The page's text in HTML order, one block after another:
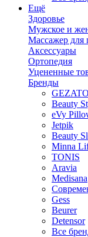
Ещё
Здоровье
Мужское и
Массажер для
Аксессуары
Ортопедия
Уцененные
Бренды
Beauty
eVy
Jetpik
Beauty
Minna
TONIS
Aravia
Medisana
Gess
Beurer
Detensor
Все